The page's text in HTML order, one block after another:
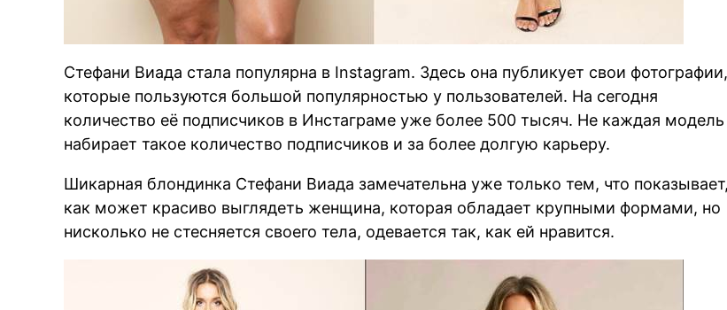
Стефани Виада стала популярна в Instagram. Здесь она публикует свои фотографии,
которые пользуются большой популярностью у пользователей. На сегодня
количество её подписчиков в Инстаграме уже более 500 тысяч. Не каждая модель
набирает такое количество подписчиков и за более долгую карьеру.
Шикарная блондинка Стефани Виада замечательна уже только тем, что показывает,
как может красиво выглядеть женщина, которая обладает крупными формами, но
нисколько не стесняется своего тела, одевается так, как ей нравится.